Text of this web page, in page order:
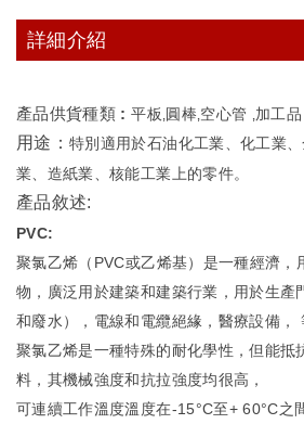
詳細介紹
產品供貨種類 :平板‚圓棒‚空心管 ‚加工品
用途：特別適用於石油化工業、化工業
業、造紙業、核能工業上的零件。
產品敘述:
PVC:
聚氯乙烯（PVC或乙烯基）是一種經濟，
物，廣泛用於建築和建築行業，用於生產
和廢水），電線和電纜絕緣，醫療設備，
聚氯乙烯是一種特殊的耐化學性，但能抵
料，其機械強度和抗拉強度均很高，
可連續工作溫度溫度在-15°C至+ 60°C之